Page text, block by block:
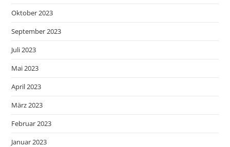
Oktober 2023
September 2023
Juli 2023
Mai 2023
April 2023
März 2023
Februar 2023
Januar 2023